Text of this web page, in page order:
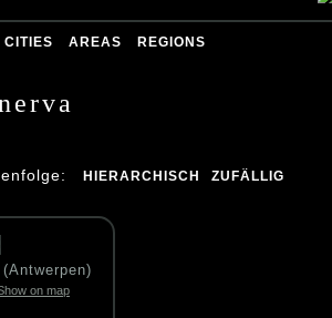
CITIES AREAS REGIONS
HIERARCHISCH ZUFÄLLIG
on map